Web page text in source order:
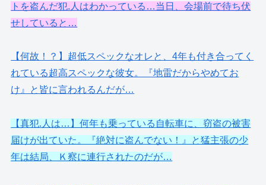
トを盗んだ犯.人はわかっている…当日、会場前で待ち伏
せしていると…
【何故！？】超低スペックなオレと、4年も付き合ってく
れている超高スペックな彼女。『地雷だからやめてお
け』と皆に言われるんだが…
【真犯.人は…】何年も乗っている自転車に、窃盗の被害
届けが出ていた。『絶対に盗んでない！』と猛主張の少
年は結局、Ｋ察に連行されたのだが…